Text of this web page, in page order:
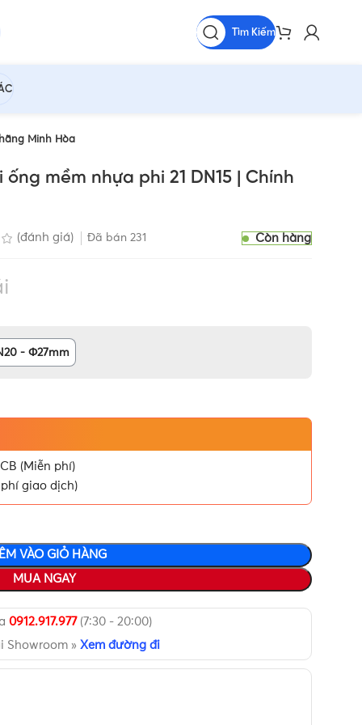
Tìm Kiếm
Minh Hòa
mềm nhựa phi 21 DN15 | Chính
(đánh giá) Đã bán 231 Còn hàng
- Φ27mm
(Miễn phí)
giao dịch)
VÀO GIỎ HÀNG
MUA NGAY
0912.917.977(7:30 - 20:00)
Showroom » Xem đường đi